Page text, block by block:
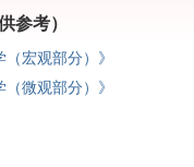
参考）
宏观部分）》
微观部分）》